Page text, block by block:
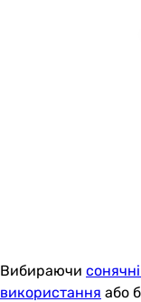
Вибираючи
використання або